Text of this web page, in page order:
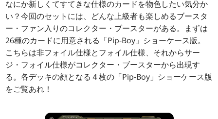
なにか新しくてすてきな仕様のカードを物色したい気分か
い？今回のセットには、どんな上級者も楽しめるブースタ
ー・ファン入りのコレクター・ブースターがある。まずは
26種のカードに用意される「Pip-Boy」ショーケース版。
こちらは非フォイル仕様とフォイル仕様、それからサー
ジ・フォイル仕様がコレクター・ブースターから出現す
る。各デッキの顔となる４枚の「Pip-Boy」ショーケース版
をご覧あれ！